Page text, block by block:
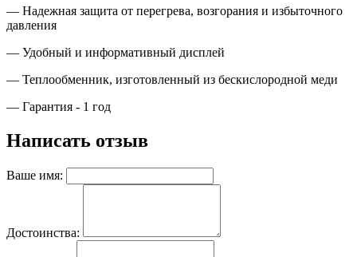
— Надежная защита от перегрева, возгорания и избыточного
давления
— Удобный и информативный дисплей
— Теплообменник, изготовленный из бескислородной меди
— Гарантия - 1 год
Написать отзыв
Ваше имя:
Достоинства: